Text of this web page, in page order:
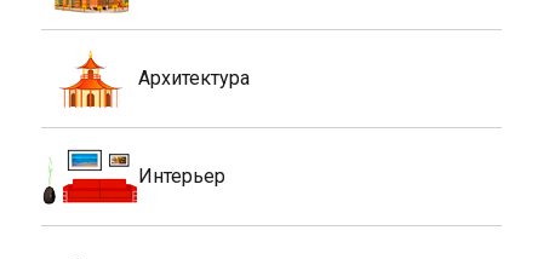
Архитектура
Интерьер